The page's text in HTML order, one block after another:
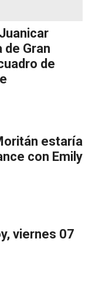
de Gran
de
estaría
con Emily
viernes 07